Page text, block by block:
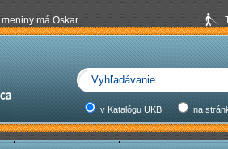
má Oskar
v Katalógu UKB na